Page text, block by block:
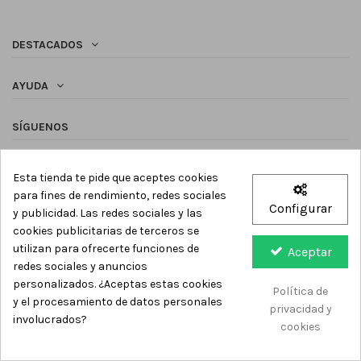
DESTACADOS
AYUDA
SÍGUENOS
Casa Calicó - Todos los derechos reservados -
Esta tienda te pide que aceptes cookies
para fines de rendimiento, redes sociales
y publicidad. Las redes sociales y las
cookies publicitarias de terceros se
utilizan para ofrecerte funciones de
redes sociales y anuncios
personalizados. ¿Aceptas estas cookies
y el procesamiento de datos personales
involucrados?
Configurar
Aceptar
Política de
privacidad y
cookies